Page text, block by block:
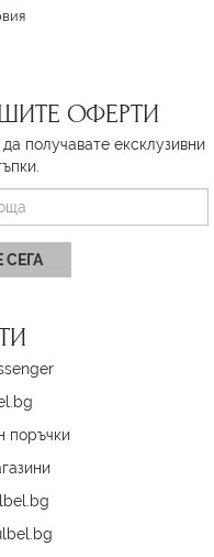
ОФЕРТИ
получавате ексклузивни
поръчки